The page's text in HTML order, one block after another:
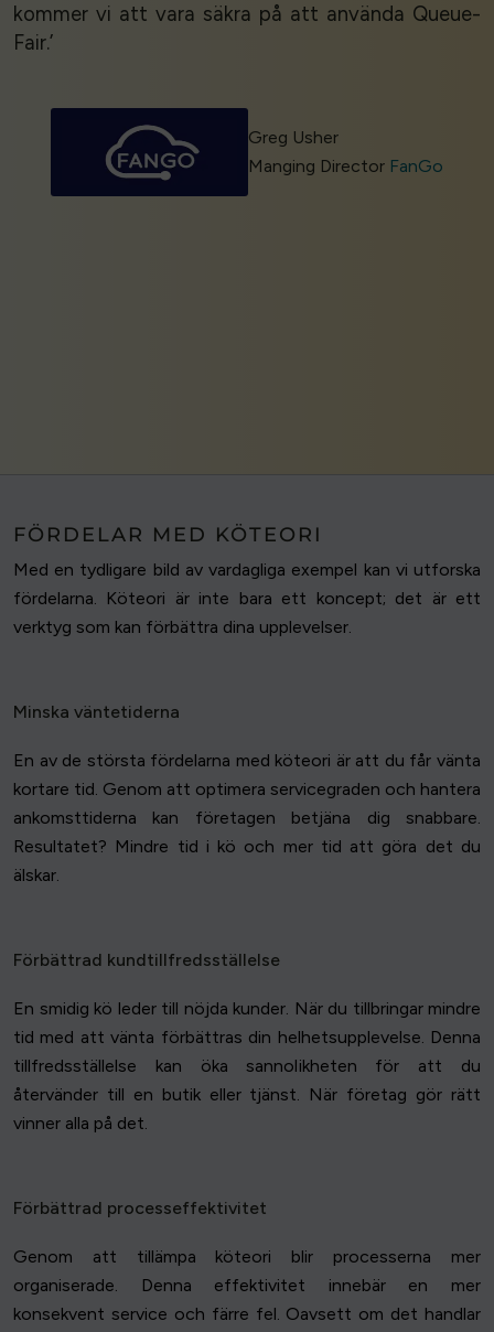
kommer vi att vara säkra på att använda Queue-
Fair.’
Greg Usher
Manging Director FanGo
FÖRDELAR MED KÖTEORI
Med en tydligare bild av vardagliga exempel kan vi utforska
fördelarna. Köteori är inte bara ett koncept; det är ett
verktyg som kan förbättra dina upplevelser.
Minska väntetiderna
En av de största fördelarna med köteori är att du får vänta
kortare tid. Genom att optimera servicegraden och hantera
ankomsttiderna kan företagen betjäna dig snabbare.
Resultatet? Mindre tid i kö och mer tid att göra det du
älskar.
Förbättrad kundtillfredsställelse
En smidig kö leder till nöjda kunder. När du tillbringar mindre
tid med att vänta förbättras din helhetsupplevelse. Denna
tillfredsställelse kan öka sannolikheten för att du
återvänder till en butik eller tjänst. När företag gör rätt
vinner alla på det.
Förbättrad processeffektivitet
Genom att tillämpa köteori blir processerna mer
organiserade. Denna effektivitet innebär en mer
konsekvent service och färre fel. Oavsett om det handlar